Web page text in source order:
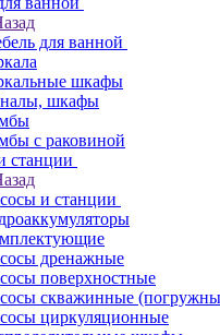
для ванной
шкафы
шкафы
с раковиной
станции
и станции
дренажные
поверхностные
скважинные
циркуляционные